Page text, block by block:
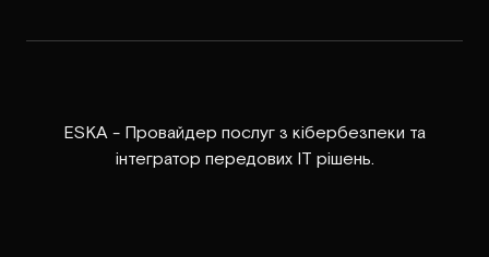
ESKA - Провайдер послуг з кібербезпеки та
інтегратор передових ІТ рішень.